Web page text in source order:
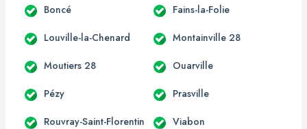
Boncé Fains-la-Folie
Louville-la-Chenard Montainville 28
Moutiers 28 Ouarville
Pézy Prasville
Rouvray-Saint-Florentin Viabon